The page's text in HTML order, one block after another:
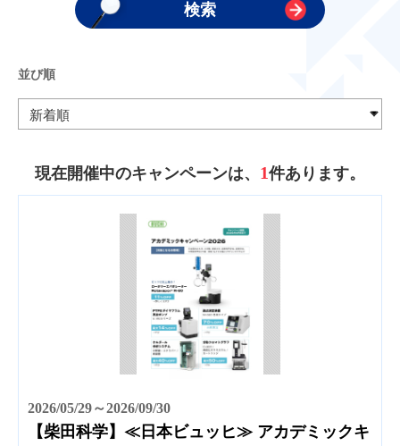
並び順
現在開催中のキャンペーンは、 1件あります。
2026/05/29～2026/09/30
【柴田科学】≪日本ビュッヒ≫ アカデミックキ